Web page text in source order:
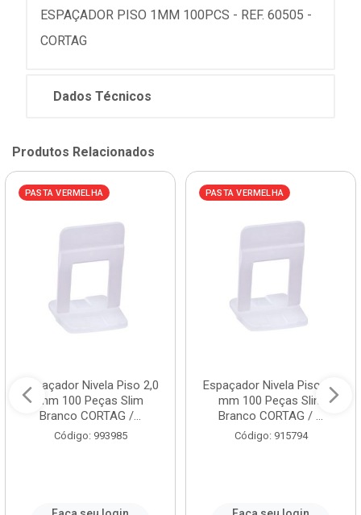
ESPAÇADOR PISO 1MM 100PCS - REF. 60505 -
CORTAG
Dados Técnicos
Produtos Relacionados
PASTA VERMELHA
Espaçador Nivela Piso 2,0
mm 100 Peças Slim
Branco CORTAG /...
Código: 993985
PASTA VERMELHA
Espaçador Nivela Piso 1,5
mm 100 Peças Slim
Branco CORTAG / ...
Código: 915794